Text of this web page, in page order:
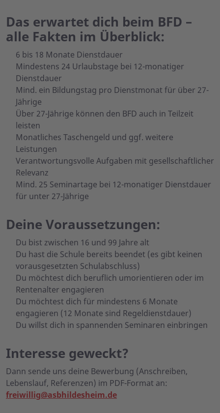
Das erwartet dich beim BFD –
alle Fakten im Überblick:
6 bis 18 Monate Dienstdauer
Mindestens 24 Urlaubstage bei 12-monatiger
Dienstdauer
Mind. ein Bildungstag pro Dienstmonat für über 27-
Jährige
Über 27-Jährige können den BFD auch in Teilzeit
leisten
Monatliches Taschengeld und ggf. weitere
Leistungen
Verantwortungsvolle Aufgaben mit gesellschaftlicher
Relevanz
Mind. 25 Seminartage bei 12-monatiger Dienstdauer
für unter 27-Jährige
Deine Voraussetzungen:
Du bist zwischen 16 und 99 Jahre alt
Du hast die Schule bereits beendet (es gibt keinen
vorausgesetzten Schulabschluss)
Du möchtest dich beruflich umorientieren oder im
Rentenalter engagieren
Du möchtest dich für mindestens 6 Monate
engagieren (12 Monate sind Regeldienstdauer)
Du willst dich in spannenden Seminaren einbringen
Interesse geweckt?
Dann sende uns deine Bewerbung (Anschreiben,
Lebenslauf, Referenzen) im PDF-Format an:
freiwillig@asbhildesheim.de